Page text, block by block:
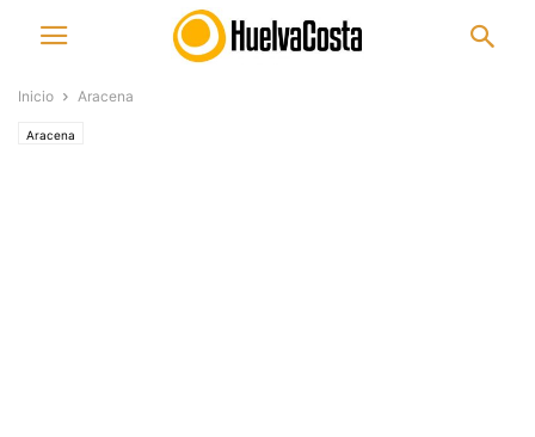
Inicio Aracena
Aracena